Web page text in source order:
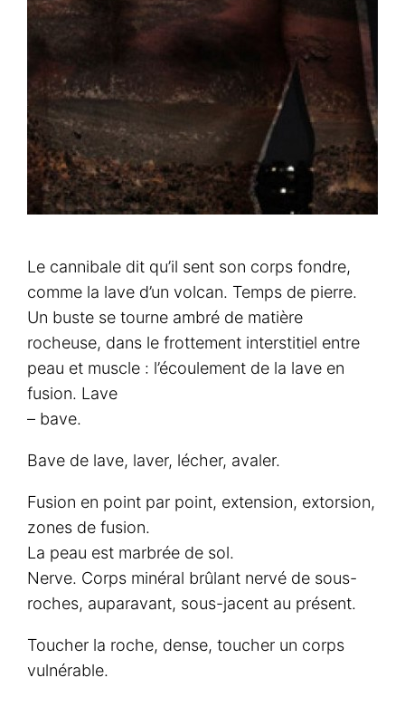
Le cannibale dit qu’il sent son corps fondre,
comme la lave d’un volcan. Temps de pierre.
Un buste se tourne ambré de matière
rocheuse, dans le frottement interstitiel entre
peau et muscle : l’écoulement de la lave en
fusion. Lave
– bave.
Bave de lave, laver, lécher, avaler.
Fusion en point par point, extension, extorsion,
zones de fusion.
La peau est marbrée de sol.
Nerve. Corps minéral brûlant nervé de sous-
roches, auparavant, sous-jacent au présent.
Toucher la roche, dense, toucher un corps
vulnérable.